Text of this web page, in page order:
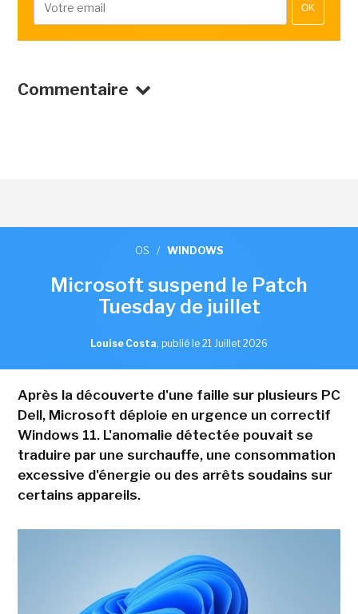
OK
Commentaire
OS / WINDOWS
Microsoft suspend le Patch
Tuesday de juillet
Louise Costa, publié le 21 Juillet 2026
Après la découverte d'une faille sur plusieurs PC
Dell, Microsoft déploie en urgence un correctif
Windows 11. L'anomalie détectée pouvait se
traduire par une surchauffe, une consommation
excessive d'énergie ou des arrêts soudains sur
certains appareils.